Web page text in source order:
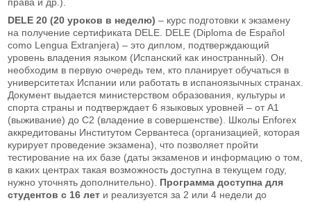
DELE 20 (20 уроков в неделю) – курс подготовки к экзамену
на получение сертификата DELE. DELE (Diploma de Español
como Lengua Extranjera) – это диплом, подтверждающий
уровень владения языком (Испанский как иностранный). Он
необходим в первую очередь тем, кто планирует обучаться в
университетах Испании или работать в испаноязычных странах.
Документ выдается министерством образования, культуры и
спорта страны и подтверждает 6 языковых уровней – от А1
(выживание) до С2 (владение в совершенстве). Школы Enforex
аккредитованы Институтом Сервантеса (организацией, которая
курирует проведение экзамена), что позволяет пройти
тестирование на их базе (даты экзаменов и информацию о том,
в каких центрах такая возможность доступна в текущем году,
нужно уточнять дополнительно). Программа доступна для
студентов с 16 лет и реализуется за 2 или 4 недели до